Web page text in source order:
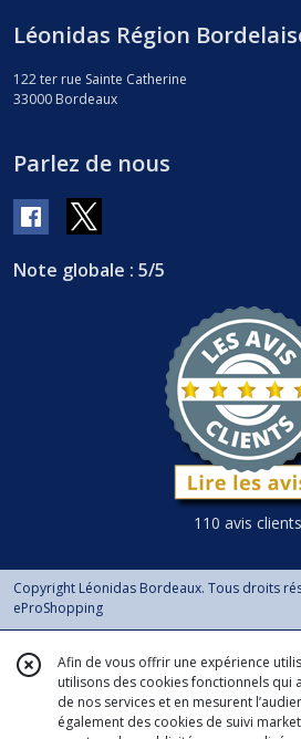
Léonidas Région
122 ter rue Sainte Catherine
33000 Bordeaux
Parlez de nous
Note globale : 5/5
110 avis clients
Copyright Léonidas Bordeaux. Tous droits
eProShopping
Afin de vous offrir une expérience
utilisons des cookies fonctionnels qui
de nos services et en mesurent
également des cookies de suivi